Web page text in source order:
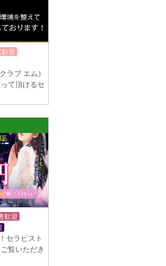
の闇であ
セラピス
〜60%以
盛りだく
歓迎♪個
服もご用
歓迎
ラブ エム）
て頂けるセ
歓迎
セラピスト
覧いただき